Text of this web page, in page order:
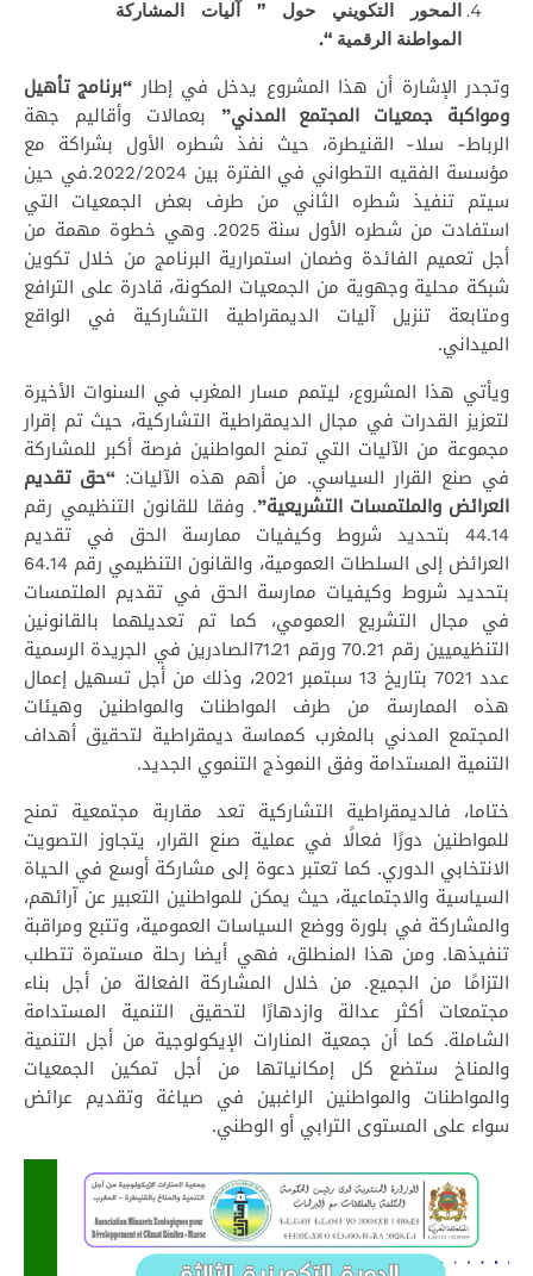
المحور التكويني حول ” آليات المشاركة
المواطنة الرقمية “.
وتجدر الإشارة أن هذا المشروع يدخل في إطار “برنامج تأهيل
ومواكبة جمعيات المجتمع المدني” بعمالات وأقاليم جهة
الرباط- سلا- القنيطرة، حيث نفذ شطره الأول بشراكة مع
مؤسسة الفقيه التطواني في الفترة بين 2022/2024.في حين
سيتم تنفيذ شطره الثاني من طرف بعض الجمعيات التي
استفادت من شطره الأول سنة 2025. وهي خطوة مهمة من
أجل تعميم الفائدة وضمان استمرارية البرنامج من خلال تكوين
شبكة محلية وجهوية من الجمعيات المكونة، قادرة على الترافع
ومتابعة تنزيل آليات الديمقراطية التشاركية في الواقع
الميداني.
ويأتي هذا المشروع، ليتمم مسار المغرب في السنوات الأخيرة
لتعزيز القدرات في مجال الديمقراطية التشاركية، حيث تم إقرار
مجموعة من الآليات التي تمنح المواطنين فرصة أكبر للمشاركة
في صنع القرار السياسي. من أهم هذه الآليات: “حق تقديم
العرائض والملتمسات التشريعية”. وفقا للقانون التنظيمي رقم
44.14 بتحديد شروط وكيفيات ممارسة الحق في تقديم
العرائض إلى السلطات العمومية، والقانون التنظيمي رقم 64.14
بتحديد شروط وكيفيات ممارسة الحق في تقديم الملتمسات
في مجال التشريع العمومي، كما تم تعديلهما بالقانونين
التنظيميين رقم 70.21 ورقم 71.21الصادرين في الجريدة الرسمية
عدد 7021 بتاريخ 13 سبتمبر 2021، وذلك من أجل تسهيل إعمال
هذه الممارسة من طرف المواطنات والمواطنين وهيئات
المجتمع المدني بالمغرب كمماسة ديمقراطية لتحقيق أهداف
التنمية المستدامة وفق النموذج التنموي الجديد.
ختاما، فالديمقراطية التشاركية تعد مقاربة مجتمعية تمنح
للمواطنين دورًا فعالًا في عملية صنع القرار، يتجاوز التصويت
الانتخابي الدوري. كما تعتبر دعوة إلى مشاركة أوسع في الحياة
السياسية والاجتماعية، حيث يمكن للمواطنين التعبير عن آرائهم،
والمشاركة في بلورة ووضع السياسات العمومية، وتتبع ومراقبة
تنفيذها. ومن هذا المنطلق، فهي أيضا رحلة مستمرة تتطلب
التزامًا من الجميع. من خلال المشاركة الفعالة من أجل بناء
مجتمعات أكثر عدالة وازدهارًا لتحقيق التنمية المستدامة
الشاملة. كما أن جمعية المنارات الإيكولوجية من أجل التنمية
والمناخ ستضع كل إمكانياتها من أجل تمكين الجمعيات
والمواطنات والمواطنين الراغبين في صياغة وتقديم عرائض
سواء على المستوى الترابي أو الوطني.